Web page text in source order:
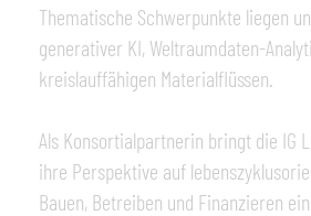
Thematische Schwerpunkte liegen
generativer KI, Weltraumdaten-
kreislauffähigen Materialflüssen.
Als Konsortialpartnerin bringt die IG
ihre Perspektive auf
Bauen, Betreiben und Finanzieren